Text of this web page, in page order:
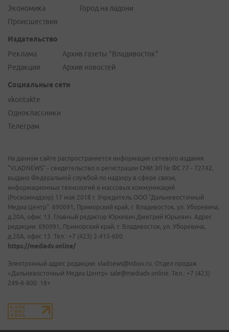
Экономика
Происшествия
Город на ладони
Издательство
Реклама
Редакция
Архив газеты "Владивосток"
Архив новостей
Социальные сети
vkontakte
Одноклассники
Телеграм
На данном сайте распространяется информация сетевого издания
"VLADNEWS" - свидетельство о регистрации СМИ ЭЛ № ФС 77 - 72742,
выдано Федеральной службой по надзору в сфере связи,
информационных технологий и массовых коммуникаций
(Роскомнадзор) 17 мая 2018 г. Учредитель ООО "Дальневосточный
Медиа Центр". 690091, Приморский край, г. Владивосток, ул. Уборевича,
д.20А, офис 13. Главный редактор Юркевич Дмитрий Юрьевич. Адрес
редакции: 690091, Приморский край, г. Владивосток, ул. Уборевича,
д.20А, офис 13. Тел.: +7 (423) 2-415-600.
https://mediadv.online/
Электронный адрес редакции: vladnews@inbox.ru. Отдел продаж
«Дальневосточный Медиа Центр» sale@mediadv.online. Тел.: +7 (423)
249-8-800. 18+